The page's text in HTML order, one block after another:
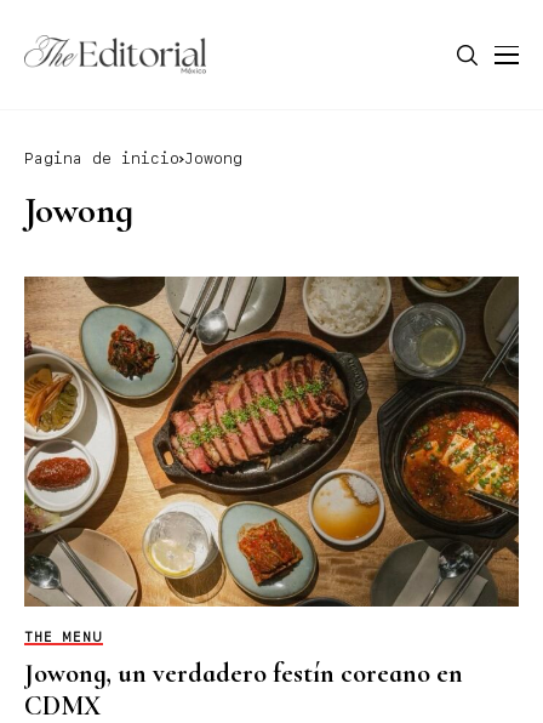
Pagina de inicio Jowong
Jowong
THE MENU
Jowong, un verdadero festín coreano en
CDMX